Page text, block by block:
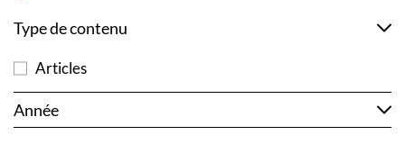
Type de contenu
Articles
Année